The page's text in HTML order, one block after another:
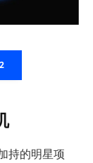
持的明星项